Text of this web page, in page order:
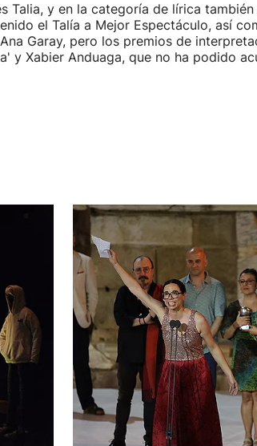
Talia, y en la categoría de lírica también
el Talía a Mejor Espectáculo, así
Garay, pero los premios de
y Xabier Anduaga, que no ha podido